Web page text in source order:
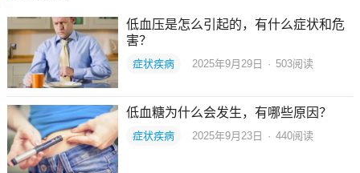
低血压是怎么引起的，有什么症状和危
害？
症状疾病 2025年9月29日 · 503阅读
低血糖为什么会发生，有哪些原因？
症状疾病 2025年9月23日 · 440阅读